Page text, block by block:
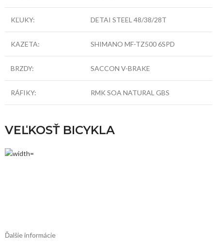
KĽUKY: DETAI STEEL 48/38/28T
KAZETA: SHIMANO MF-TZ500 6SPD
BRZDY: SACCON V-BRAKE
RÁFIKY: RMK SOA NATURAL GBS
VEĽKOSŤ BICYKLA
Ďalšie informácie